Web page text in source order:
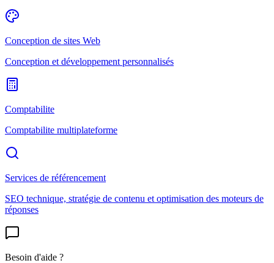
Conception de sites Web
Conception et développement personnalisés
Comptabilite
Comptabilite multiplateforme
Services de référencement
SEO technique, stratégie de contenu et optimisation des moteurs de
réponses
Besoin d'aide ?